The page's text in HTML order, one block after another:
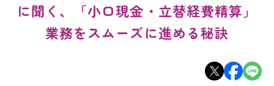
に聞く、「小口現金・立替経費精算」
業務をスムーズに進める秘訣